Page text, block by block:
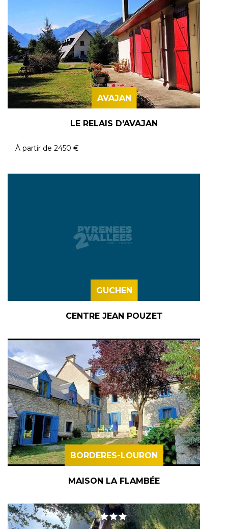
AVAJAN
LE RELAIS D'AVAJAN
À partir de 2450 €
GUCHEN
CENTRE JEAN POUZET
BORDERES-LOURON
MAISON LA FLAMBÉE